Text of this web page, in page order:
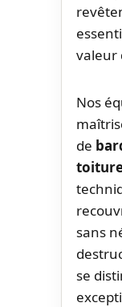
valeur
Nos
de
sans
se